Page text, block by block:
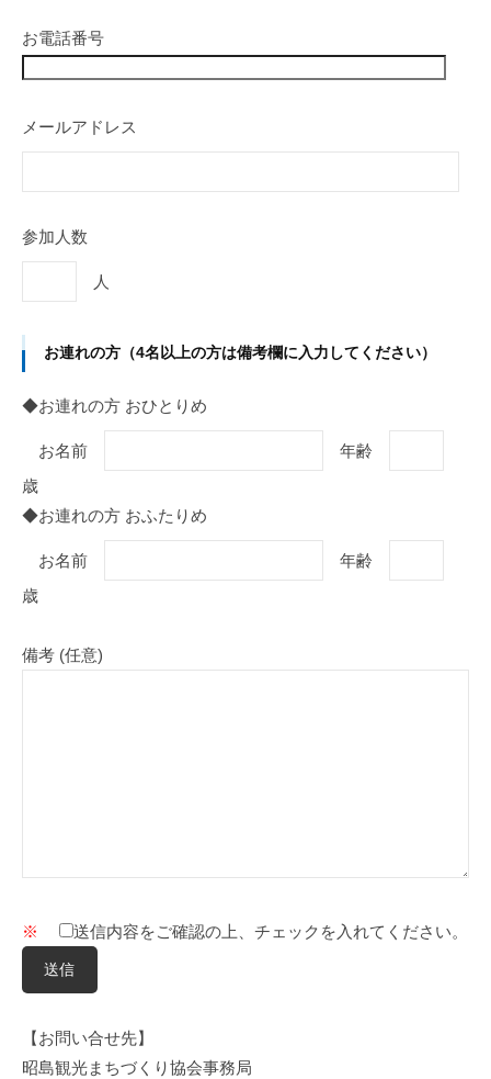
お電話番号
メールアドレス
参加人数
人
お連れの方（4名以上の方は備考欄に入力してください）
◆お連れの方 おひとりめ
お名前
年齢
歳
◆お連れの方 おふたりめ
お名前
年齢
歳
備考 (任意)
※ 送信内容をご確認の上、チェックを入れてください。
【お問い合せ先】
昭島観光まちづくり協会事務局